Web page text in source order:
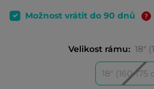
Možnost vrátit do 90 dnů
Velikost rámu: 18"
18" (160-175